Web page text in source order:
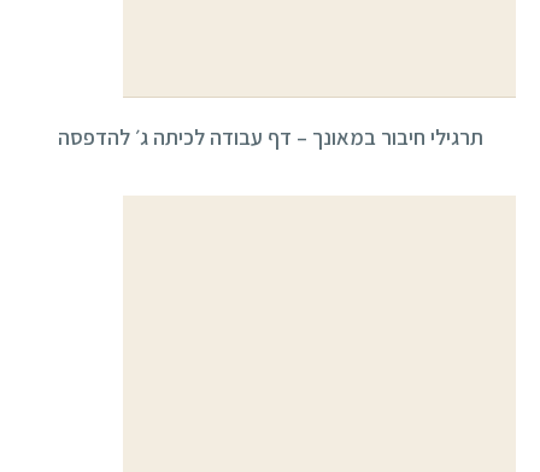
תרגילי חיבור במאונך – דף עבודה לכיתה ג׳ להדפסה